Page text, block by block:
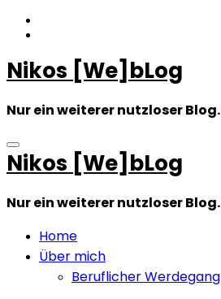
Zum
Inhalt
Nikos [We]bLog
Nur ein weiterer nutzloser Blog.
Nikos [We]bLog
Nur ein weiterer nutzloser Blog.
Home
Über mich
Beruflicher Werdegang